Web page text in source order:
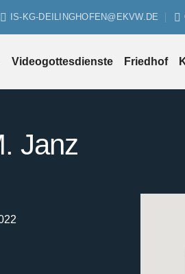
IS-KG-DEILINGHOFEN@EKVW.DE
Videogottesdienste Friedhof
Janz